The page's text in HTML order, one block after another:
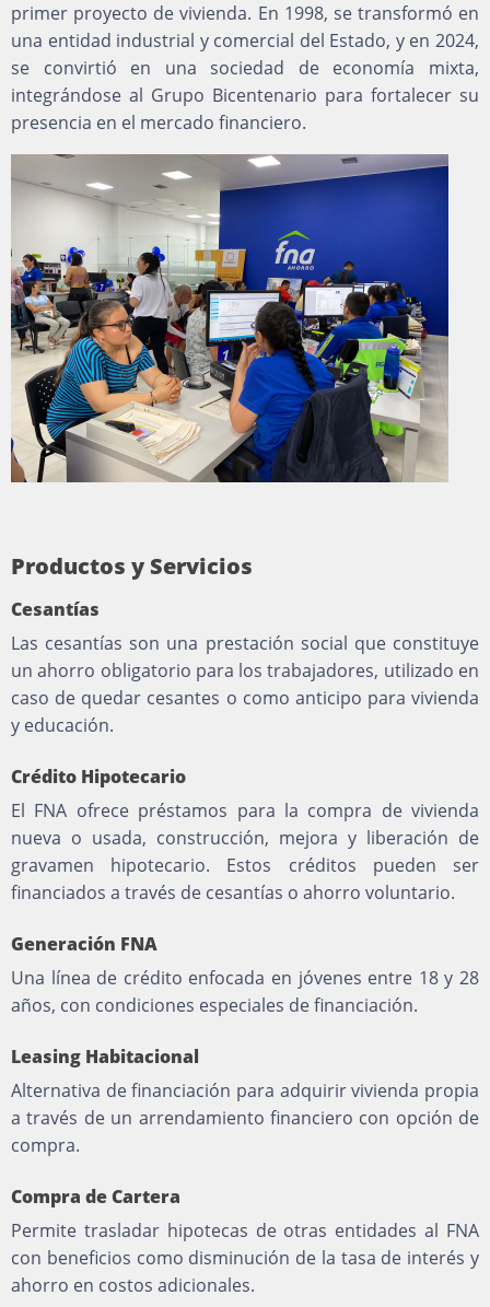
primer proyecto de vivienda. En 1998, se transformó en
una entidad industrial y comercial del Estado, y en 2024,
se convirtió en una sociedad de economía mixta,
integrándose al Grupo Bicentenario para fortalecer su
presencia en el mercado financiero.
Productos y Servicios
Cesantías
Las cesantías son una prestación social que constituye
un ahorro obligatorio para los trabajadores, utilizado en
caso de quedar cesantes o como anticipo para vivienda
y educación.
Crédito Hipotecario
El FNA ofrece préstamos para la compra de vivienda
nueva o usada, construcción, mejora y liberación de
gravamen hipotecario. Estos créditos pueden ser
financiados a través de cesantías o ahorro voluntario.
Generación FNA
Una línea de crédito enfocada en jóvenes entre 18 y 28
años, con condiciones especiales de financiación.
Leasing Habitacional
Alternativa de financiación para adquirir vivienda propia
a través de un arrendamiento financiero con opción de
compra.
Compra de Cartera
Permite trasladar hipotecas de otras entidades al FNA
con beneficios como disminución de la tasa de interés y
ahorro en costos adicionales.